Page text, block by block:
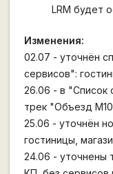
LRM будет
Изменения:
02.07 - уточнён
сервисов":
26.06 - в "Список
трек "Объезд
25.06 - уточнён
гостиницы,
24.06 - уточнены